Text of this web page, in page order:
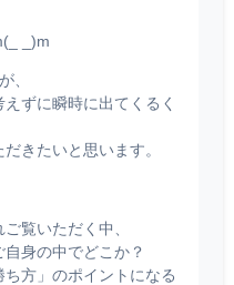
_)m
、
ずに瞬時に出てくるく
きたいと思います。
覧いただく中、
身の中でどこか？
方」のポイントになる